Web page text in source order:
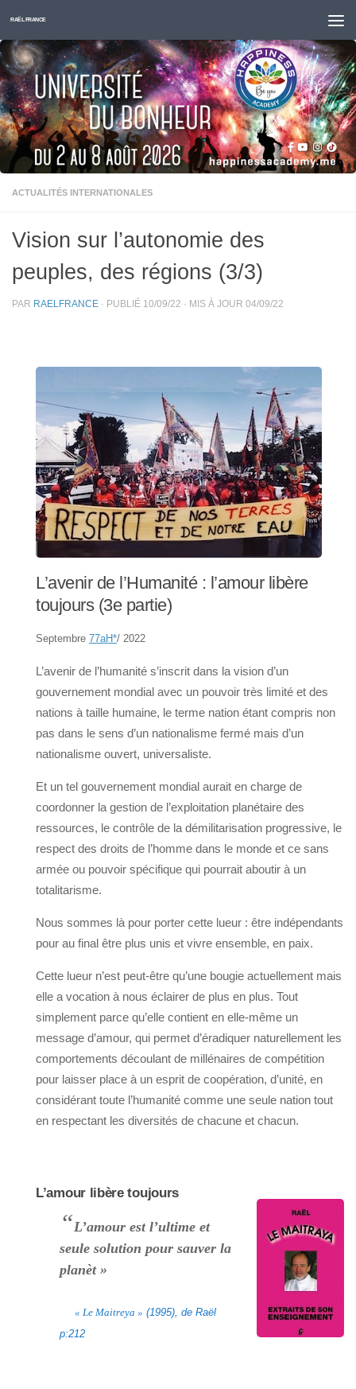
Skip to content
RAËL FRANCE
ACTUALITÉS INTERNATIONALES
Vision sur l’autonomie des
peuples, des régions (3/3)
PAR RAELFRANCE · PUBLIÉ 10/09/22 · MIS À JOUR 04/09/22
L’avenir de l’Humanité : l’amour libère
toujours (3e partie)
Septembre 77aH*/ 2022
L’avenir de l’humanité s’inscrit dans la vision d’un
gouvernement mondial avec un pouvoir très limité et des
nations à taille humaine, le terme nation étant compris non
pas dans le sens d’un nationalisme fermé mais d’un
nationalisme ouvert, universaliste.
Et un tel gouvernement mondial aurait en charge de
coordonner la gestion de l’exploitation planétaire des
ressources, le contrôle de la démilitarisation progressive, le
respect des droits de l’homme dans le monde et ce sans
armée ou pouvoir spécifique qui pourrait aboutir à un
totalitarisme.
Nous sommes là pour porter cette lueur : être indépendants
pour au final être plus unis et vivre ensemble, en paix.
Cette lueur n’est peut-être qu’une bougie actuellement mais
elle a vocation à nous éclairer de plus en plus. Tout
simplement parce qu’elle contient en elle-même un
message d’amour, qui permet d’éradiquer naturellement les
comportements découlant de millénaires de compétition
pour laisser place à un esprit de coopération, d’unité, en
considérant toute l’humanité comme une seule nation tout
en respectant les diversités de chacune et chacun.
L’amour libère toujours
“L’amour est l’ultime et
seule solution pour sauver la
planèt »
« Le Maitreya » (1995), de Raël
p:212